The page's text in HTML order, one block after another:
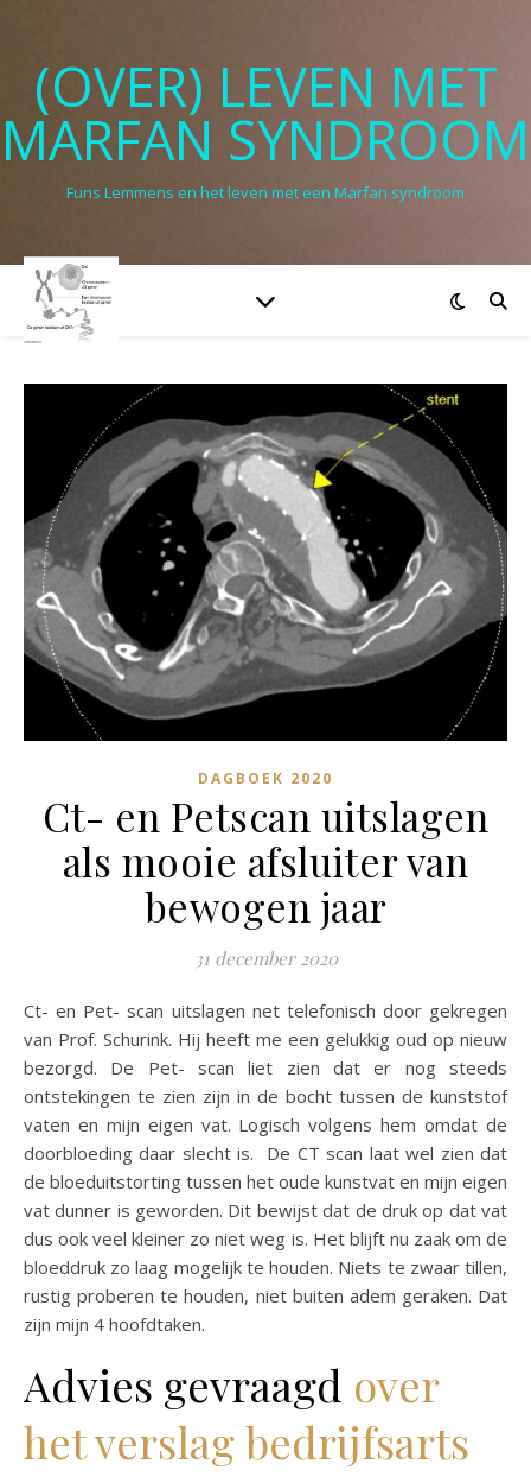
(OVER) LEVEN MET
MARFAN SYNDROOM
Funs Lemmens en het leven met een Marfan syndroom
DAGBOEK 2020
Ct- en Petscan uitslagen
als mooie afsluiter van
bewogen jaar
31 december 2020
Ct- en Pet- scan uitslagen net telefonisch door gekregen
van Prof. Schurink. Hij heeft me een gelukkig oud op nieuw
bezorgd. De Pet- scan liet zien dat er nog steeds
ontstekingen te zien zijn in de bocht tussen de kunststof
vaten en mijn eigen vat. Logisch volgens hem omdat de
doorbloeding daar slecht is. De CT scan laat wel zien dat
de bloeduitstorting tussen het oude kunstvat en mijn eigen
vat dunner is geworden. Dit bewijst dat de druk op dat vat
dus ook veel kleiner zo niet weg is. Het blijft nu zaak om de
bloeddruk zo laag mogelijk te houden. Niets te zwaar tillen,
rustig proberen te houden, niet buiten adem geraken. Dat
zijn mijn 4 hoofdtaken.
Advies gevraagd over
het verslag bedrijfsarts